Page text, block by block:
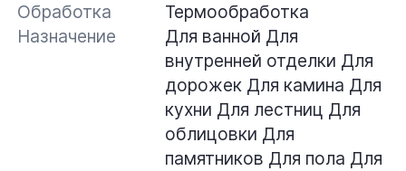
Обработка
Термообработка
Назначение
Для ванной Для
внутренней отделки Для
дорожек Для камина Для
кухни Для лестниц Для
облицовки Для
памятников Для пола Для